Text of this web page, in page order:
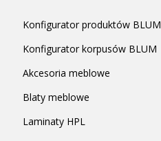
Konfigurator produktów BLUM
Konfigurator korpusów BLUM
Akcesoria meblowe
Blaty meblowe
Laminaty HPL